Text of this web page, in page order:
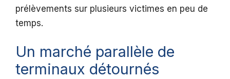
prélèvements sur plusieurs victimes en peu de
temps.
Un marché parallèle de
terminaux détournés